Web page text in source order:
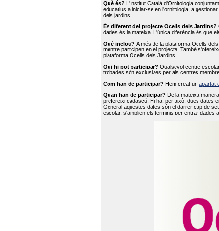
Què és? L'Institut Català d'Ornitologia
educatius a iniciar-se en l'ornitologia, a
dels jardins.
És diferent del projecte Ocells dels Jardins?
dades és la mateixa. L'única diferència és que
Què inclou? A més de la plataforma Ocells
mentre participen en el projecte. També
plataforma Ocells dels Jardins.
Qui hi pot participar? Qualsevol centre
trobades són exclusives per als centres
Com han de participar? Hem creat un apartat
Quan han de participar? De la mateixa
prefereixi cadascú. Hi ha, per això, dues dates
General aquestes dates són el darrer cap de
escolar, s'amplien els terminis per entrar dades